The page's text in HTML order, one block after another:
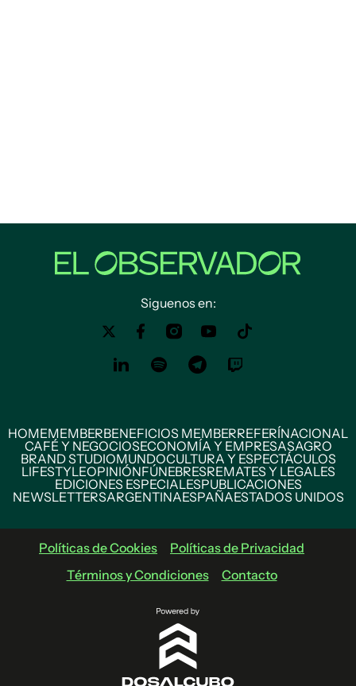
Siguenos en:
HOMEMEMBERBENEFICIOS MEMBERREFERÍNACIONAL
CAFÉ Y NEGOCIOSECONOMÍA Y EMPRESASAGRO
BRAND STUDIOMUNDOCULTURA Y ESPECTÁCULOS
LIFESTYLEOPINIÓNFÚNEBRESREMATES Y LEGALES
EDICIONES ESPECIALESPUBLICACIONES
NEWSLETTERSARGENTINAESPAÑAESTADOS UNIDOS
Políticas de Cookies
Políticas de Privacidad
Términos y Condiciones
Contacto